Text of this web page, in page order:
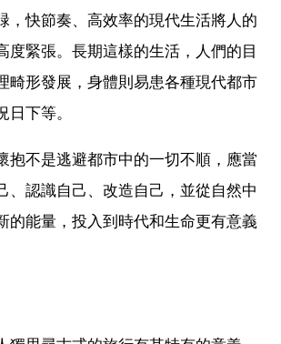
，快節奏、高效率的現代生活將人的
度緊張。長期這樣的生活，人們的目
畸形發展，身體則易患各種現代都市
下等。
抱不是逃避都市中的一切不順，應當
、認識自己、改造自己，並從自然中
的能量，投入到時代和生命更有意義